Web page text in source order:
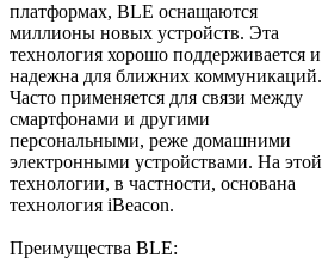
платформах, BLE оснащаются
миллионы новых устройств. Эта
технология хорошо поддерживается и
надежна для ближних коммуникаций.
Часто применяется для связи между
смартфонами и другими
персональными, реже домашними
электронными устройствами. На этой
технологии, в частности, основана
технология iBeacon.
Преимущества BLE: